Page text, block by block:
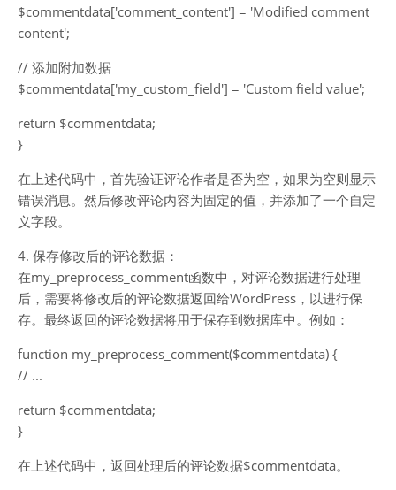
$commentdata['comment_content'] = 'Modified comment
content';
// 添加附加数据
$commentdata['my_custom_field'] = 'Custom field value';
return $commentdata;
}
在上述代码中，首先验证评论作者是否为空，如果为空则显示
错误消息。然后修改评论内容为固定的值，并添加了一个自定
义字段。
4. 保存修改后的评论数据：
在my_preprocess_comment函数中，对评论数据进行处理
后，需要将修改后的评论数据返回给WordPress，以进行保
存。最终返回的评论数据将用于保存到数据库中。例如：
function my_preprocess_comment($commentdata) {
// ...
return $commentdata;
}
在上述代码中，返回处理后的评论数据$commentdata。